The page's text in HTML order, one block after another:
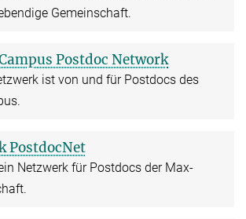
Gemeinschaft.
Postdoc Network
ist von und für Postdocs des
PostdocNet
Netzwerk für Postdocs der Max-